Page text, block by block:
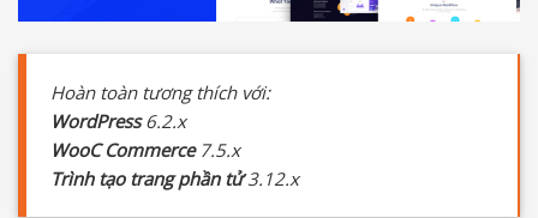
Hoàn toàn tương thích với:
WordPress6.2.x
WooC Commerce7.5.x
Trình tạo trang phần tử3.12.x